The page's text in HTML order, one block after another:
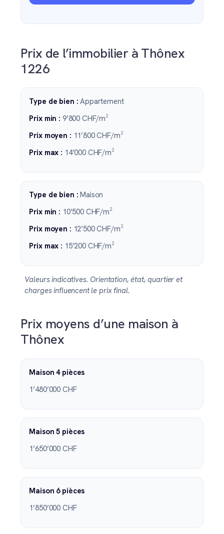
Prix de l’immobilier à Thônex
1226
Type de bien : Appartement
Prix min : 9’800 CHF/m²
Prix moyen : 11’800 CHF/m²
Prix max : 14’000 CHF/m²
Type de bien : Maison
Prix min : 10’500 CHF/m²
Prix moyen : 12’500 CHF/m²
Prix max : 15’200 CHF/m²
Valeurs indicatives. Orientation, état, quartier et
charges influencent le prix final.
Prix moyens d’une maison à
Thônex
Maison 4 pièces
1’480’000 CHF
Maison 5 pièces
1’650’000 CHF
Maison 6 pièces
1’850’000 CHF